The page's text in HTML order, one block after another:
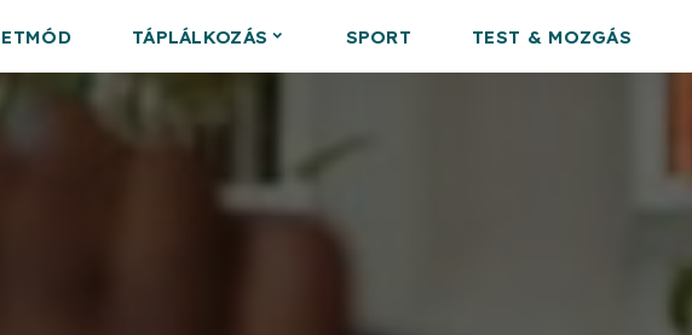
TÁPLÁLKOZÁS SPORT TEST & MOZGÁS